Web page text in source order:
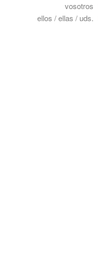
vosotros
ellos / ellas / uds.